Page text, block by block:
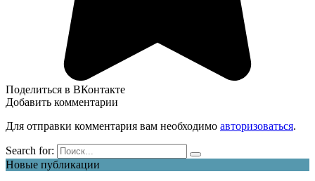
Поделиться в ВКонтакте
Добавить комментарии
Для отправки комментария вам необходимо авторизоваться.
Search for:
Новые публикации